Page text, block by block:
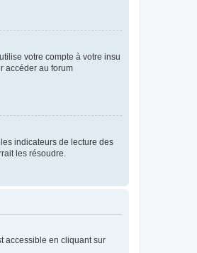
votre compte à votre insu
accéder au forum
indicateurs de lecture des
les résoudre.
accessible en cliquant sur